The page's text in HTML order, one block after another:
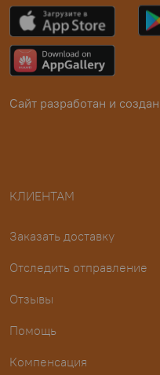
Сайт разработан и создан
КЛИЕНТАМ
Заказать доставку
Отследить отправление
Отзывы
Помощь
Компенсация